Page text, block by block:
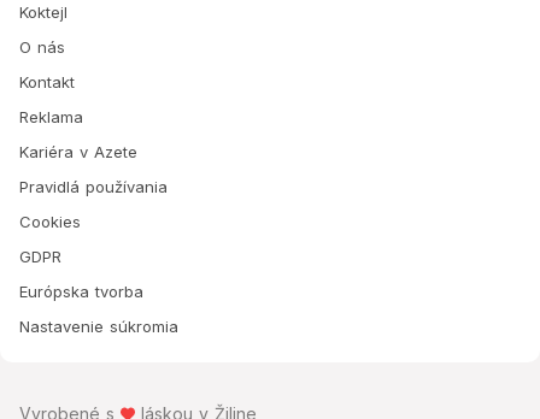
Koktejl
O nás
Kontakt
Reklama
Kariéra v Azete
Pravidlá používania
Cookies
GDPR
Európska tvorba
Nastavenie súkromia
Vyrobené s láskou v Žiline